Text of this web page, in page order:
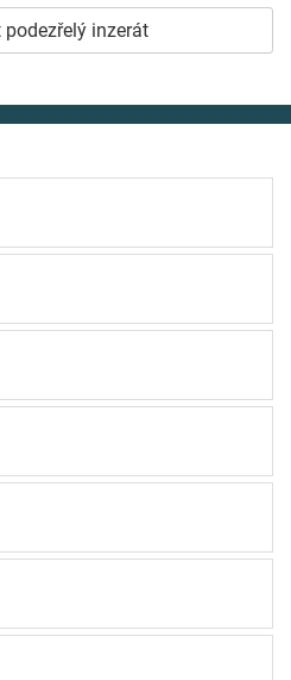
podezřelý inzerát